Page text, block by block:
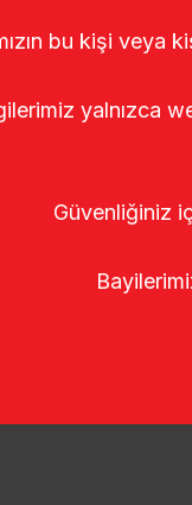
bu kişi veya
yalnızca
Güvenliğiniz